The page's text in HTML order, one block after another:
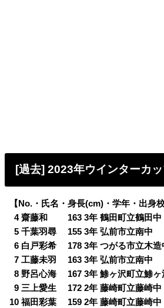
[過去] 2023年ウインターカ
【No.・氏名・身長(cm)・学年・出身校
04 齋藤和 163 3年 鶴田町立鶴田中
05 千葉羽尋 155 3年 弘前市立南中
06 白戸彩希 178 3年 つがる市立木造
07 工藤未羽 163 3年 弘前市立南中
08 野呂心海 167 3年 鯵ヶ沢町立鯵ヶ
09 三上愛生 172 2年 藤崎町立藤崎中
10 福田彩葉 159 2年 藤崎町立藤崎中